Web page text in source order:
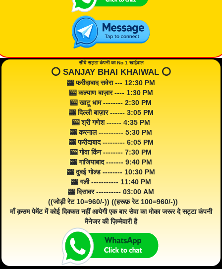
सीधे सट्टा कंपनी का No 1 खाईवाल
⭕️ SANJAY BHAI KHAIWAL ⭕️
🎰 फरीदाबाद सवेरा --- 12:30 PM
🎰 कल्याण बाज़ार ---- 1:30 PM
🎰 खाटू धाम -------- 2:30 PM
🎰 दिल्ली बाज़ार ------ 3:05 PM
🎰 श्री गणेश ------ 4:35 PM
🎰 करनाल ---------- 5:30 PM
🎰 फरीदाबाद --------- 6:05 PM
🎰 गोवा किंग -------- 7:30 PM
🎰 गाजियाबाद ------- 9:40 PM
🎰 दुबई गोल्ड -------- 10:30 PM
🎰 गली ----------- 11:40 PM
🎰 दिसावर ---------- 03:00 AM
((जोड़ी रेट 10=960/-)) ((हरूफ़ रेट 100=960/-))
माँ क़सम पेमेंट में कोई दिक्कत नहीं आयेगी एक बार सेवा का मोका जरूर दे सट्टा कंपनी
मैनेजर की ज़िम्मेवारी है